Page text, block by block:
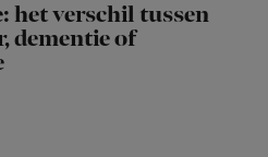
het verschil tussen
dementie of